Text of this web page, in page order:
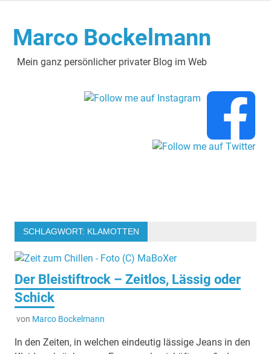
springen
Marco Bockelmann
Mein ganz persönlicher privater Blog im Web
SCHLAGWORT: KLAMOTTEN
Der Bleistiftrock – Zeitlos, Lässig oder
Schick
von Marco Bockelmann
In den Zeiten, in welchen eindeutig lässige Jeans in den